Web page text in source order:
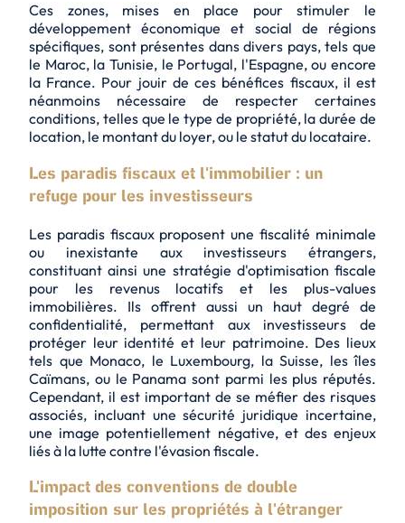
Ces zones, mises en place pour stimuler le
développement économique et social de régions
spécifiques, sont présentes dans divers pays, tels que
le Maroc, la Tunisie, le Portugal, l'Espagne, ou encore
la France. Pour jouir de ces bénéfices fiscaux, il est
néanmoins nécessaire de respecter certaines
conditions, telles que le type de propriété, la durée de
location, le montant du loyer, ou le statut du locataire.
Les paradis fiscaux et l'immobilier : un
refuge pour les investisseurs
Les paradis fiscaux proposentune fiscalité minimale
ou inexistante aux investisseurs étrangers,
constituant ainsi une stratégie d'optimisation fiscale
pour les revenus locatifs et les plus-values
immobilières. Ils offrent aussi un haut degré de
confidentialité, permettant aux investisseurs de
protéger leur identité et leur patrimoine. Des lieux
tels que Monaco, le Luxembourg, la Suisse, les îles
Caïmans, ou le Panama sont parmi les plus réputés.
Cependant, il est important de se méfier des risques
associés, incluant une sécurité juridique incertaine,
une image potentiellement négative, et des enjeux
liés à la lutte contre l'évasion fiscale.
L'impact des conventions de double
imposition sur les propriétés à l'étranger